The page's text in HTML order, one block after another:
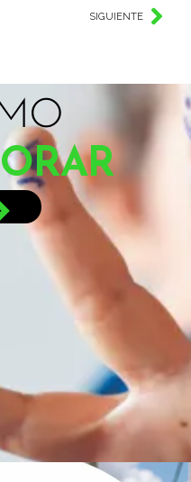
SIGUIENTE